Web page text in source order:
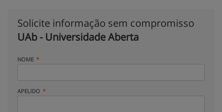
Solicite informação sem compromisso
UAb - Universidade Aberta
NOME
APELIDO